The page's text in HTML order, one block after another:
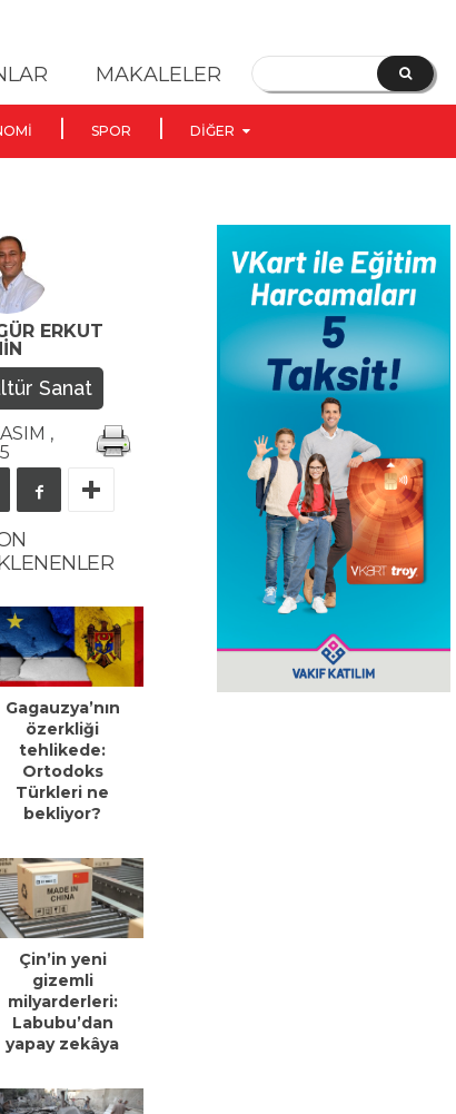
MAKALELER
SPOR DIĞER
ERKUT
Sanat
,
Gagauzya’nın
özerkliği
tehlikede:
Ortodoks
Türkleri ne
bekliyor?
Çin’in yeni
gizemli
milyarderleri:
Labubu’dan
yapay zekâya